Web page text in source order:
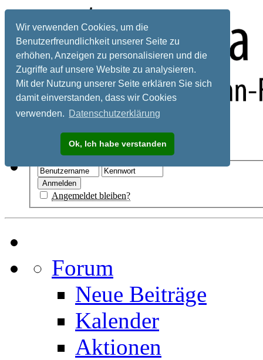
Wir verwenden Cookies, um die
Benutzerfreundlichkeit unserer Seite zu
erhöhen, Anzeigen zu personalisieren und die
Zugriffe auf unsere Website zu analysieren.
Mit der Nutzung unserer Seite erklären Sie sich
damit einverstanden, dass wir Cookies
verwenden. Datenschutzerklärung
Ok, Ich habe verstanden
Registrieren
Angemeldet bleiben?
Forum
Neue Beiträge
Kalender
Aktionen